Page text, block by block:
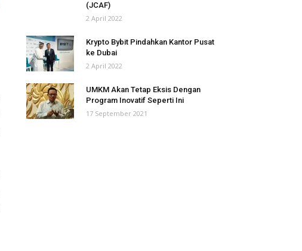
(JCAF)
2 April 2022
Krypto Bybit Pindahkan Kantor Pusat
ke Dubai
2 April 2022
UMKM Akan Tetap Eksis Dengan
Program Inovatif Seperti Ini
17 September 2021